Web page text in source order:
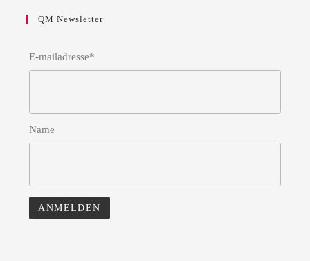
QM Newsletter
E-mailadresse*
Name